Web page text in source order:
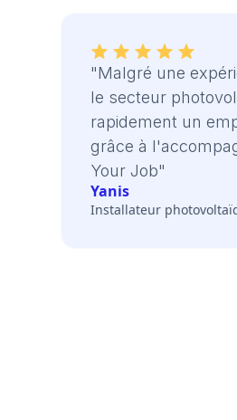
"Malgré une
le secteur
rapidement un
grâce à
Your Job"
Yanis
Installateur